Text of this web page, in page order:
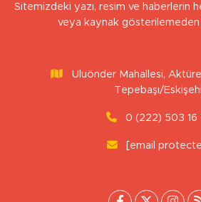
Sitemizdeki yazı, resim ve haberlerin
veya kaynak gösterilemeden
Uluönder Mahallesi,
Tepebaşı/
0 (222) 503 16
[email